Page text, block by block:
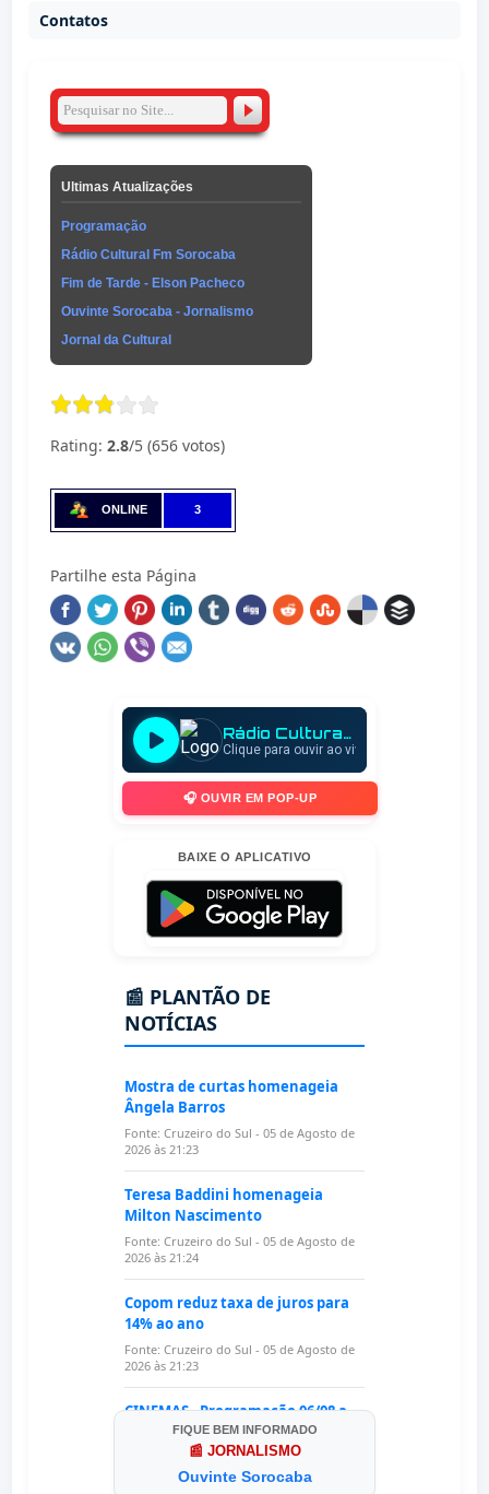
Contatos
Ultimas Atualizações
Programação
Rádio Cultural Fm Sorocaba
Fim de Tarde - Elson Pacheco
Ouvinte Sorocaba - Jornalismo
Jornal da Cultural
Rating:2.8/5 (656 votos)
ONLINE 3
Partilhe esta Página
🎧 OUVIR EM POP-UP
BAIXE O APLICATIVO
FIQUE BEM INFORMADO
📰 JORNALISMO
Ouvinte Sorocaba